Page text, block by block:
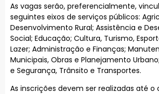
As vagas serão, preferencialmente,
seguintes eixos de serviços públicos:
Desenvolvimento Rural; Assistência e
Social; Educação; Cultura, Turismo,
Lazer; Administração e Finanças;
Municipais, Obras e Planejamento
e Segurança, Trânsito e Transportes.
As inscrições devem ser realizadas até o